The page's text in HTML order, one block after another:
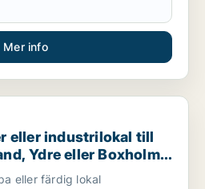
Mer info
industrilokal till salu i
eller industrilokal till
Ydre eller Boxholm
eller färdig lokal